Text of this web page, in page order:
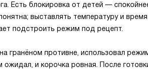
Есть блокировка от детей —
выставлять температуру и
подстроить режим под рецепт.
гранёном противне, использовал
и корочка ровная. После